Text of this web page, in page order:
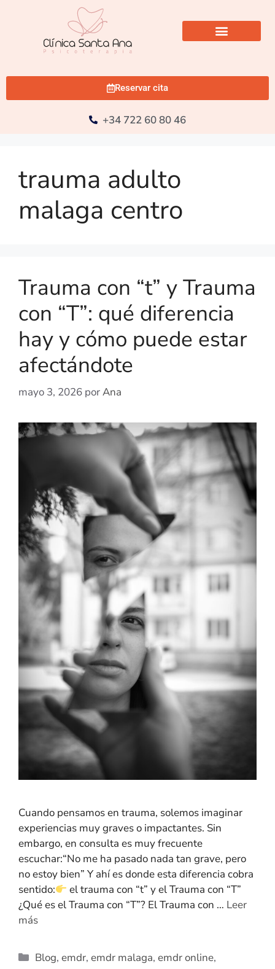
Reservar cita
+34 722 60 80 46
trauma adulto
malaga centro
Trauma con “t” y Trauma
con “T”: qué diferencia
hay y cómo puede estar
afectándote
mayo 3, 2026 porAna
Cuando pensamos en trauma, solemos imaginar
experiencias muy graves o impactantes. Sin
embargo, en consulta es muy frecuente
escuchar:“No me ha pasado nada tan grave, pero
no estoy bien” Y ahí es donde esta diferencia cobra
sentido:
el trauma con “t” y el Trauma con “T”
¿Qué es el Trauma con “T”? El Trauma con … Leer
más
Blog,emdr,emdr malaga,emdr online,